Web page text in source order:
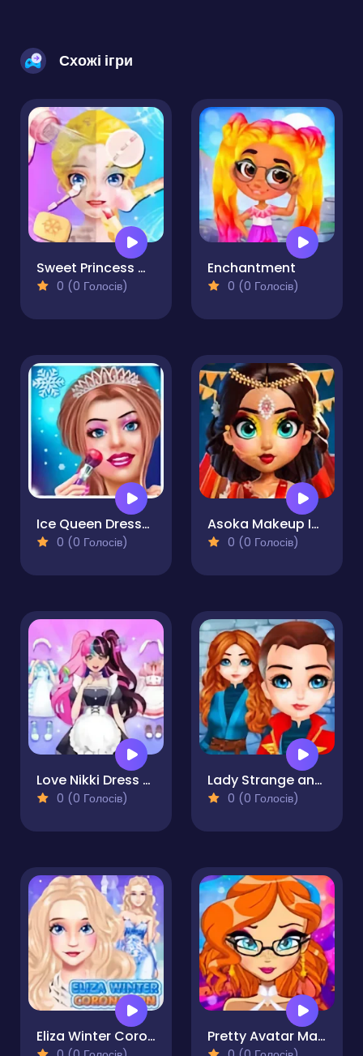
Схожі ігри
Sweet Princess Makeup Party
0 (0 Голосів)
Enchantment
0 (0 Голосів)
Ice Queen Dress-Up & Girl Game
0 (0 Голосів)
Asoka Makeup Indian Bride
0 (0 Голосів)
Love Nikki Dress Up
0 (0 Голосів)
Lady Strange and Ruby Witch
0 (0 Голосів)
Eliza Winter Coronation Pretty Avatar Maker